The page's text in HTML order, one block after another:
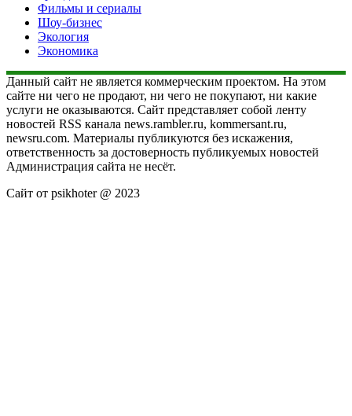
Фильмы и сериалы
Шоу-бизнес
Экология
Экономика
Данный сайт не является коммерческим проектом. На этом
сайте ни чего не продают, ни чего не покупают, ни какие
услуги не оказываются. Сайт представляет собой ленту
новостей RSS канала news.rambler.ru, kommersant.ru,
newsru.com. Материалы публикуются без искажения,
ответственность за достоверность публикуемых новостей
Администрация сайта не несёт.
Сайт от psikhoter @ 2023